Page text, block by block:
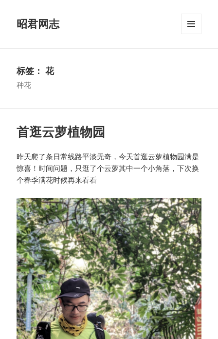
昭君网志
标签：花
种花
首逛云萝植物园
昨天爬了条日常线路平淡无奇，今天首逛云萝植物园满是
惊喜！时间问题，只逛了个云萝其中一个小角落，下次换
个春季满花时候再来看看